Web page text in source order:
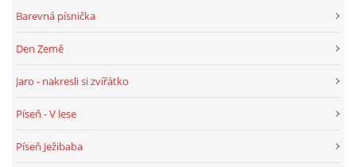
Barevná písnička
Den Země
Jaro - nakresli si zvířátko
Píseň - V lese
Píseň Ježibaba